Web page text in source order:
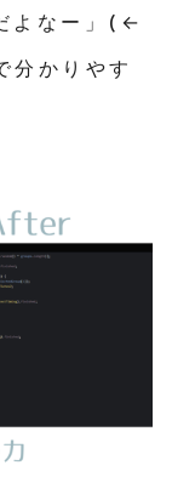
よなー」(←
分かりやす